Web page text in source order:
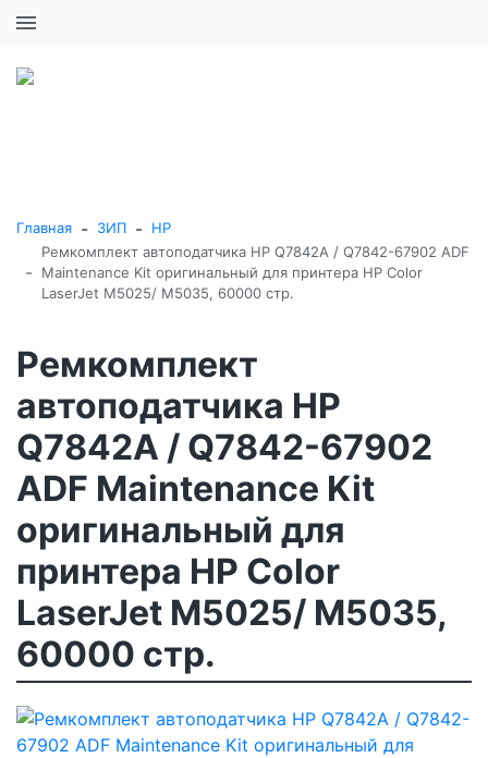
Главная - ЗИП - HP
-
Ремкомплект автоподатчика HP Q7842A / Q7842-67902 ADF
Maintenance Kit оригинальный для принтера HP Color
LaserJet M5025/ M5035, 60000 стр.
Ремкомплект
автоподатчика HP
Q7842A / Q7842-67902
ADF Maintenance Kit
оригинальный для
принтера HP Color
LaserJet M5025/ M5035,
60000 стр.